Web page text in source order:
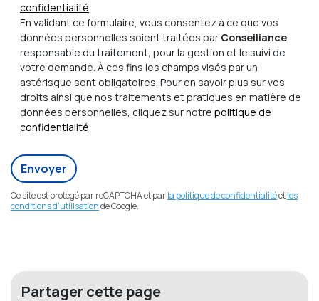
confidentialité.
En validant ce formulaire, vous consentez à ce que vos
données personnelles soient traitées par Conseiliance
responsable du traitement, pour la gestion et le suivi de
votre demande. À ces fins les champs visés par un
astérisque sont obligatoires. Pour en savoir plus sur vos
droits ainsi que nos traitements et pratiques en matière de
données personnelles, cliquez sur notre politique de
confidentialité
Envoyer
Ce site est protégé par reCAPTCHA et parla politique de confidentialitéetles
conditions d'utilisationde Google.
Partager cette page